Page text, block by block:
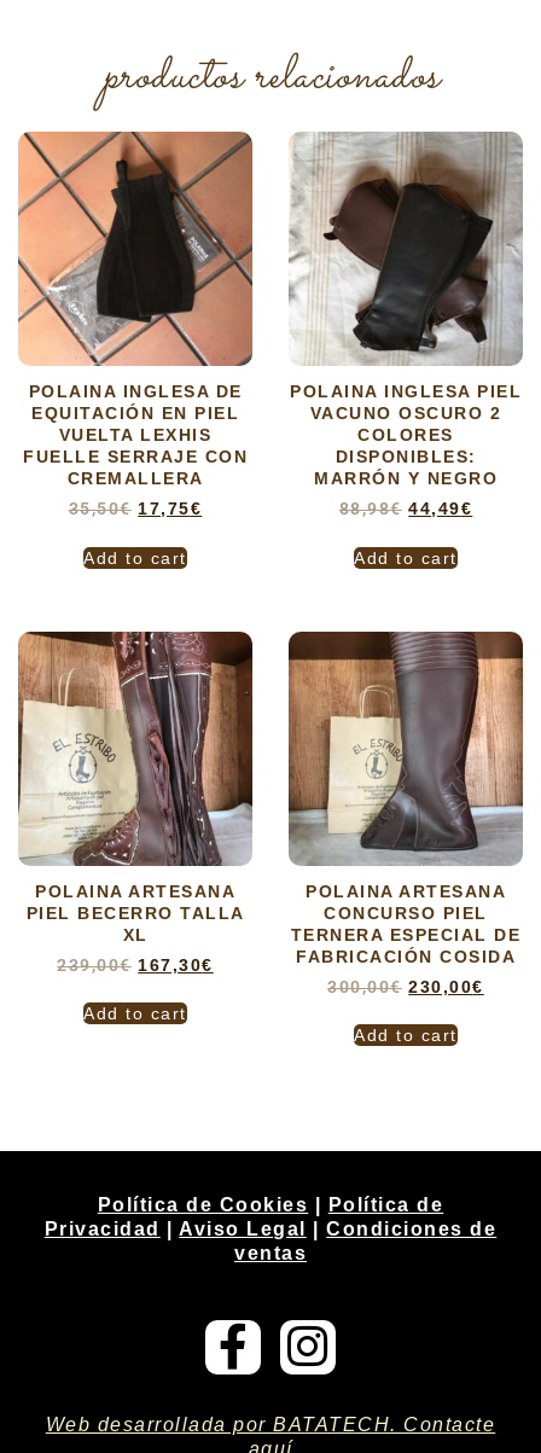
productos relacionados
POLAINA INGLESA DE
EQUITACIÓN EN PIEL
VUELTA LEXHIS
FUELLE SERRAJE CON
CREMALLERA
35,50€ 17,75€
Add to cart
POLAINA INGLESA PIEL
VACUNO OSCURO 2
COLORES
DISPONIBLES:
MARRÓN Y NEGRO
88,98€ 44,49€
Add to cart
POLAINA ARTESANA
PIEL BECERRO TALLA
XL
239,00€ 167,30€
Add to cart
POLAINA ARTESANA
CONCURSO PIEL
TERNERA ESPECIAL DE
FABRICACIÓN COSIDA
300,00€ 230,00€
Add to cart
Política de Cookies
Política de
Privacidad
|Aviso Legal |Condiciones de
ventas
Web desarrollada por BATATECH. Contacte